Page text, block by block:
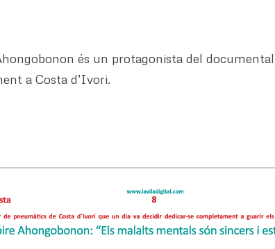
és un protagonista del
a Costa d’Ivori.